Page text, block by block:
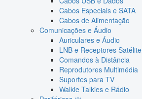
Cabos Especiais e SATA
Cabos de Alimentação
Comunicações e Áudio
Auriculares e Áudio
LNB e Receptores Satélite
Comandos à Distância
Reprodutores Multimédia
Suportes para TV
Walkie Talkies e Rádio